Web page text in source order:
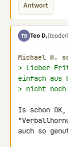
Antwort
TD Teo D.
Michael H.
> Lieber
einfach aus
> nicht
Is schon
auch so